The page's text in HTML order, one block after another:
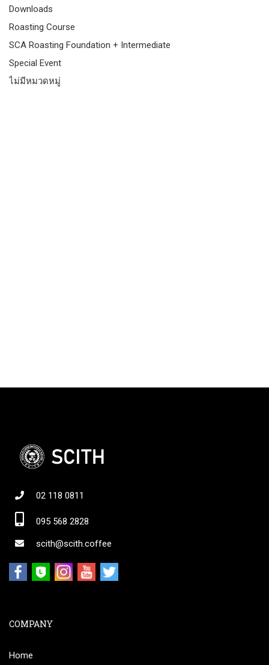
Downloads
Roasting Course
SCA Roasting Foundation + Intermediate
Special Event
ไม่มีหมวดหมู่
02 118 0811
095 568 2828
scith@scith.coffee
COMPANY
Home